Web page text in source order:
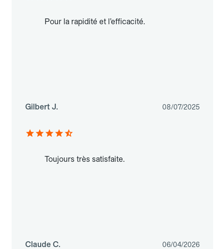
Pour la rapidité et l’efficacité.
Gilbert J. 08/07/2025
Toujours très satisfaite.
Claude C. 06/04/2026